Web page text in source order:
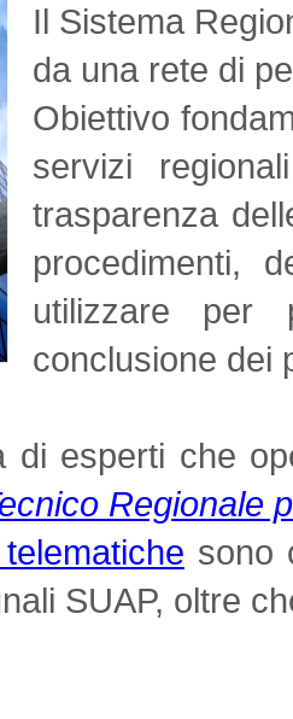
Il Sistema
da una rete di
Obiettivo
servizi
trasparenza
procedimenti,
utilizzare per
conclusione dei
di esperti che
Regionale
sono
SUAP, oltre